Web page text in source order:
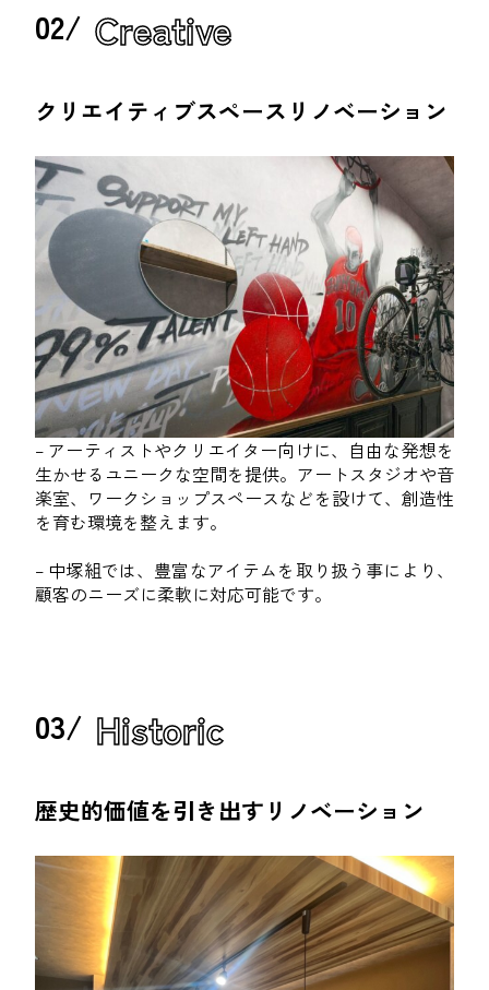
02/ Creative
クリエイティブスペースリノベーション
– アーティストやクリエイター向けに、自由な発想を
生かせるユニークな空間を提供。アートスタジオや音
楽室、ワークショップスペースなどを設けて、創造性
を育む環境を整えます。
– 中塚組では、豊富なアイテムを取り扱う事により、
顧客のニーズに柔軟に対応可能です。
03/ Historic
歴史的価値を引き出すリノベーション